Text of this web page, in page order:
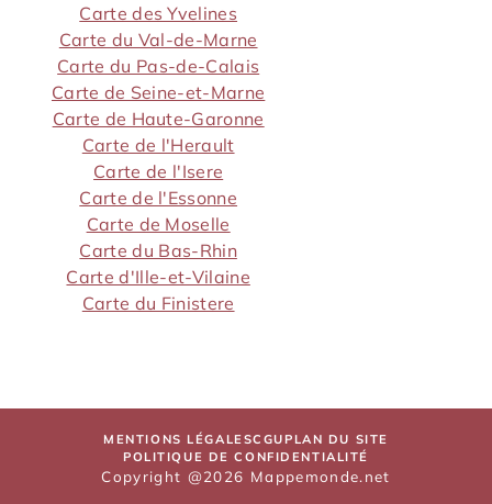
Carte des Yvelines
Carte du Val-de-Marne
Carte du Pas-de-Calais
Carte de Seine-et-Marne
Carte de Haute-Garonne
Carte de l'Herault
Carte de l'Isere
Carte de l'Essonne
Carte de Moselle
Carte du Bas-Rhin
Carte d'Ille-et-Vilaine
Carte du Finistere
MENTIONS LÉGALESCGU PLAN DU SITE
POLITIQUE DE CONFIDENTIALITÉ
Copyright @2026 Mappemonde.net